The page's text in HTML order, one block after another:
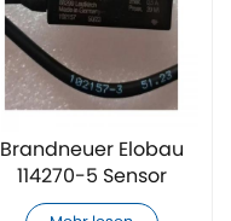
Brandneuer Elobau
114270-5 Sensor